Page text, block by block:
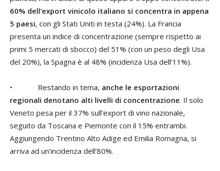
60% dell’export vinicolo italiano si concentra in appena
5 paesi, con gli Stati Uniti in testa (24%). La Francia
presenta un indice di concentrazione (sempre rispetto ai
primi 5 mercati di sbocco) del 51% (con un peso degli Usa
del 20%), la Spagna è al 48% (incidenza Usa dell’11%).
• Restando in tema, anche le esportazioni
regionali denotano alti livelli di concentrazione. Il solo
Veneto pesa per il 37% sull’export di vino nazionale,
seguito da Toscana e Piemonte con il 15% entrambi.
Aggiungendo Trentino Alto Adige ed Emilia Romagna, si
arriva ad un’incidenza dell’80%.